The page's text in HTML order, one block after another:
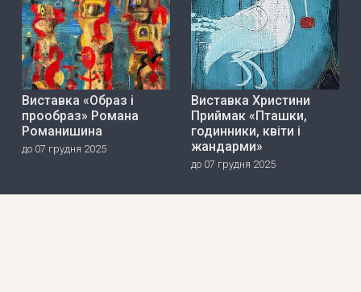
Виставка «Образ і
прообраз» Романа
Романишина
до 07 грудня 2025
Виставка Христини
Приймак «Пташки,
годинники, квіти і
жандарми»
до 07 грудня 2025